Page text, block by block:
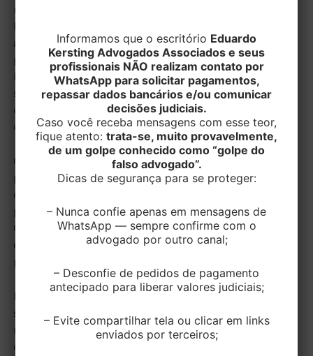
residencial pertencente ao espólio e ocupado por
herdeiros do falecido mantém a proteção conferida
ao bem de família, sendo, portanto, impenhorável
para o pagamento de dívidas deixadas pelo autor da
herança. Segundo o colegiado, a simples abertura da
sucessão não retira a natureza jurídica do imóvel
como bem de família, desde que preservadas as
características de moradia da entidade familiar.
O caso teve origem em uma ação cautelar de arresto
proposta contra o espólio de um ex-sócio majoritário
de empresa falida, com o objetivo de assegurar o
pagamento de uma dívida no valor de R$ 66.383,22.
Os credores pediram o bloqueio do único imóvel do
espólio, sob a alegação de que os herdeiros
poderiam vendê-lo antes da conclusão da execução.
Em primeiro grau, a liminar foi concedida e a
sentença confirmou o arresto, reconhecendo a
responsabilidade patrimonial do espólio pelas dívidas
do falecido enquanto não realizada a partilha. O
Informamos que o escritório Eduardo
Kersting Advogados Associados e seus
profissionais NÃO realizam contato por
WhatsApp para solicitar pagamentos,
repassar dados bancários e/ou comunicar
decisões judiciais.
Caso você receba mensagens com esse teor,
fique atento: trata-se, muito provavelmente,
de um golpe conhecido como “golpe do
falso advogado”.
Dicas de segurança para se proteger:
– Nunca confie apenas em mensagens de
WhatsApp — sempre confirme com o
advogado por outro canal;
– Desconfie de pedidos de pagamento
antecipado para liberar valores judiciais;
– Evite compartilhar tela ou clicar em links
enviados por terceiros;